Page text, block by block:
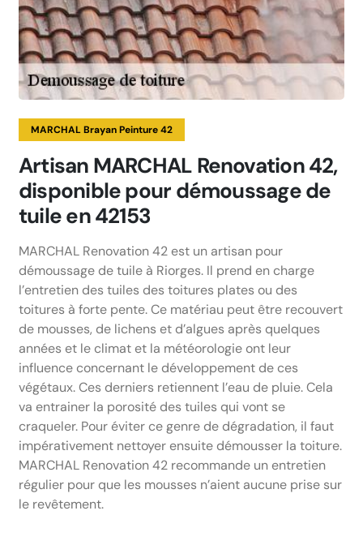
MARCHAL Brayan Peinture 42
Artisan MARCHAL Renovation 42,
disponible pour démoussage de
tuile en 42153
MARCHAL Renovation 42 est un artisan pour
démoussage de tuile à Riorges. Il prend en charge
l’entretien des tuiles des toitures plates ou des
toitures à forte pente. Ce matériau peut être recouvert
de mousses, de lichens et d’algues après quelques
années et le climat et la météorologie ont leur
influence concernant le développement de ces
végétaux. Ces derniers retiennent l’eau de pluie. Cela
va entrainer la porosité des tuiles qui vont se
craqueler. Pour éviter ce genre de dégradation, il faut
impérativement nettoyer ensuite démousser la toiture.
MARCHAL Renovation 42 recommande un entretien
régulier pour que les mousses n’aient aucune prise sur
le revêtement.